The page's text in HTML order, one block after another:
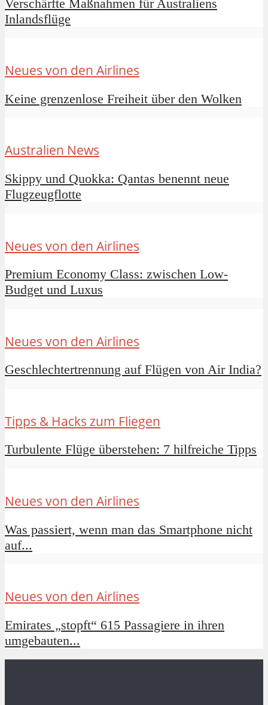
Verschärfte Maßnahmen für Australiens
Inlandsflüge
Neues von den Airlines
Keine grenzenlose Freiheit über den Wolken
Australien News
Skippy und Quokka: Qantas benennt neue
Flugzeugflotte
Neues von den Airlines
Premium Economy Class: zwischen Low-
Budget und Luxus
Neues von den Airlines
Geschlechtertrennung auf Flügen von Air India?
Tipps & Hacks zum Fliegen
Turbulente Flüge überstehen: 7 hilfreiche Tipps
Neues von den Airlines
Was passiert, wenn man das Smartphone nicht
auf...
Neues von den Airlines
Emirates „stopft“ 615 Passagiere in ihren
umgebauten...